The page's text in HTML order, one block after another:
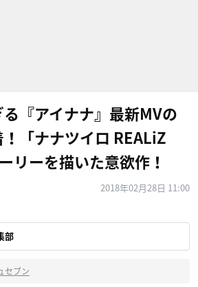
『アイナナ』最新MVの
「ナナツイロ REALiZ
リーを描いた意欲作！
2018年02月28日 11:00
部
セブン